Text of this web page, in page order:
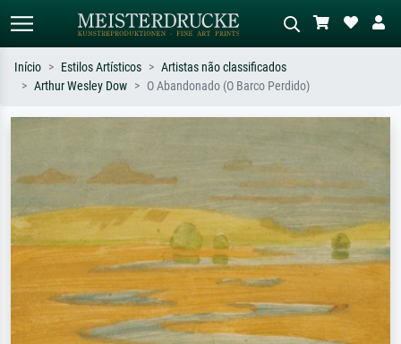
impressionismo, onda de Hokusai, nu.
a óleo escura, nu em pé ao lado de
uma árvore.
Início Estilos Artísticos
Artistas não classificados
Arthur Wesley Dow
O Abandonado (O Barco Perdido)